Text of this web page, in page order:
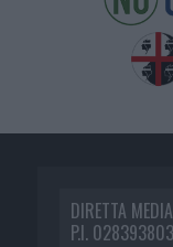
DIRETTA
P.I.